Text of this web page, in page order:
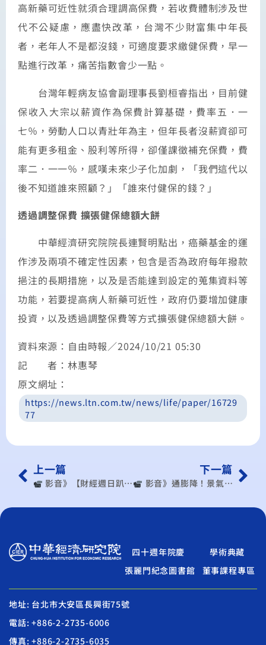
高新藥可近性就須合理調高保費，若收費體制涉及世
代不公疑慮，應盡快改革，台灣不少財富集中年長
者，老年人不是都沒錢，可適度要求繳健保費，早一
點進行改革，痛苦指數會少一點。
台灣年輕病友協會副理事長劉桓睿指出，目前健
保收入大宗以薪資作為保費計算基礎，費率五．一
七％，勞動人口以青壯年為主，但年長者沒薪資卻可
能有更多租金、股利等所得，卻僅課徵補充保費，費
率二．一一％，感嘆未來少子化加劇，「我們這代以
後不知道誰來照顧？」「誰來付健保的錢？」
透過調整保費 擴張健保總額大餅
中華經濟研究院院長連賢明點出，癌藥基金的運
作涉及兩項不確定性因素，包含是否為政府每年撥款
挹注的長期措施，以及是否能達到設定的蒐集資料等
功能，若要提高病人新藥可近性，政府仍要增加健康
投資，以及透過調整保費等方式擴張健保總額大餅。
資料來源：自由時報／2024/10/21 05:30
記 者：林惠琴
原文網址：
https://news.ltn.com.tw/news/life/paper/16729
77
上一篇
︎ 影音》【財經週日趴】吳孟道:FED一次降一碼成市場公約數 王國臣:中國習慣蕭條 沒有經濟危機 2024.10.20 (3) （出處：民視讚夯 Formosa TV Thumbs Up－財經週日趴）
下一篇
︎ 影音》通膨降！景氣回溫！全球新經濟：AI與人口老化！ （出處：公共電視 – 有話好說）
四十週年院慶
學術典藏
張麗門紀念圖書館
董事課程專區
地址: 台北市大安區長興街75號
電話: +886-2-2735-6006
傳真: +886-2-2735-6035